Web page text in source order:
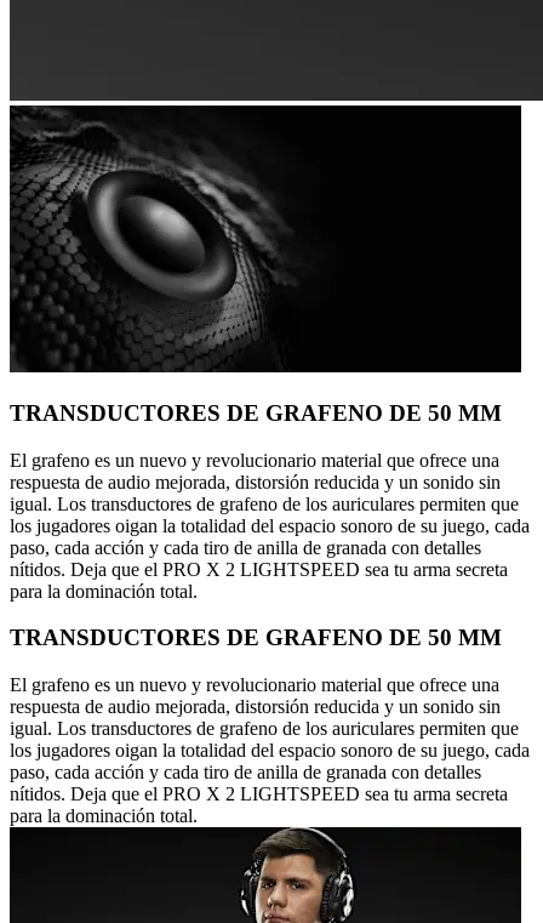
TRANSDUCTORES DE GRAFENO DE 50 MM
El grafeno es un nuevo y revolucionario material que ofrece una
respuesta de audio mejorada, distorsión reducida y un sonido sin
igual. Los transductores de grafeno de los auriculares permiten que
los jugadores oigan la totalidad del espacio sonoro de su juego, cada
paso, cada acción y cada tiro de anilla de granada con detalles
nítidos. Deja que el PRO X 2 LIGHTSPEED sea tu arma secreta
para la dominación total.
TRANSDUCTORES DE GRAFENO DE 50 MM
El grafeno es un nuevo y revolucionario material que ofrece una
respuesta de audio mejorada, distorsión reducida y un sonido sin
igual. Los transductores de grafeno de los auriculares permiten que
los jugadores oigan la totalidad del espacio sonoro de su juego, cada
paso, cada acción y cada tiro de anilla de granada con detalles
nítidos. Deja que el PRO X 2 LIGHTSPEED sea tu arma secreta
para la dominación total.